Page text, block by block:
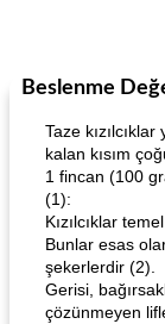
Beslenme
Taze
kalan kısım
1 fincan (100
(1):
Kızılcıklar
Bunlar esas
şekerlerdir (2).
Gerisi,
çözünmeyen